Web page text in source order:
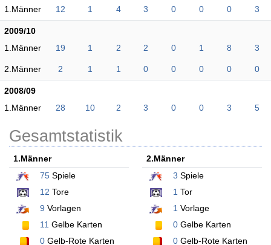
1.Männer
12 1 4 3 0 0 0 3
2009/10
1.Männer
19 1 2 2 0 1 8 3
2.Männer 2 1 1 0 0 0 0 0
2008/09
1.Männer
28 10 2 3 0 0 3 5
Gesamtstatistik
1.Männer
75 Spiele
12 Tore
9 Vorlagen
11 Gelbe Karten
0 Gelb-Rote Karten
2.Männer
3 Spiele
1 Tor
1 Vorlage
0Gelbe Karten
0Gelb-Rote Karten